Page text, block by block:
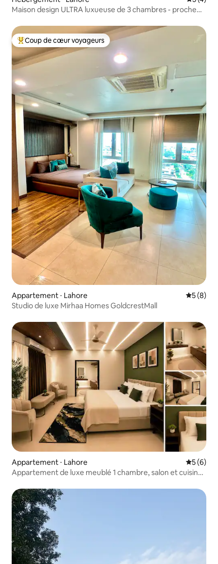
Maison design ULTRA luxueuse de 3 chambres - proche
Coups de cœur voyageurs les plus appréciés
Coup de cœur voyageurs
Appartement ⋅ Lahore
5 (8)
Studio de luxe Mirhaa Homes GoldcrestMall
Appartement ⋅ Lahore
5 (6)
Appartement de luxe meublé 1 chambre, salon et cuisine